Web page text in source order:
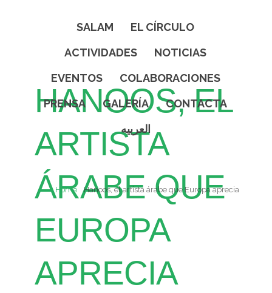
SALAM
EL CÍRCULO
ACTIVIDADES
NOTICIAS
EVENTOS
COLABORACIONES
PRENSA
GALERÍA
CONTACTA
العربيه
HANOOS, EL
ARTISTA
ÁRABE QUE
EUROPA
APRECIA
Home Hanoos, el artista árabe que Europa aprecia